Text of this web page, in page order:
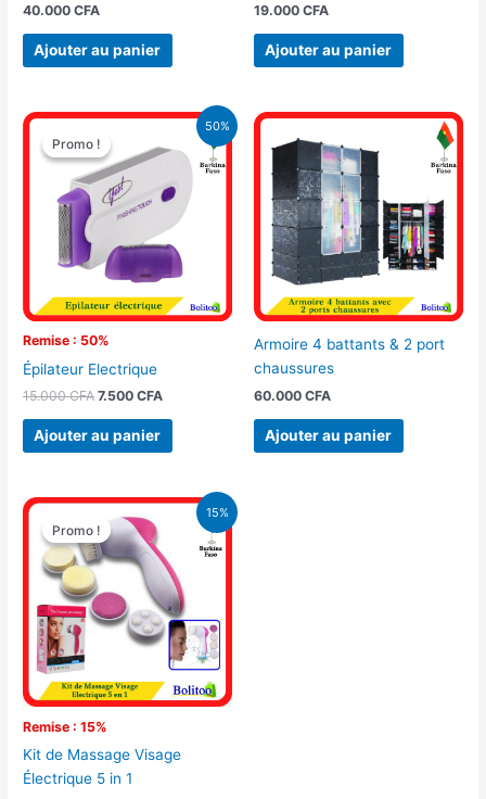
40.000CFA
Ajouter au panier
19.000 CFA
Ajouter au panier
50%
Promo !
Remise : 50%
Promo !
Épilateur Electrique
15.000CFA
Le
prix
initial
était :
15.000 CFA.
7.500CFA
Le
actuel
7.500 CFA.
Ajouter au panier
Armoire 4 battants & 2 port
chaussures
60.000 CFA
Ajouter au panier
15%
Promo !
Remise : 15%
Promo !
Kit de Massage Visage
Électrique 5 in 1
Le
prix
initial
était :
4.100 CFA.
Le
actuel
est :
3.500 CFA.